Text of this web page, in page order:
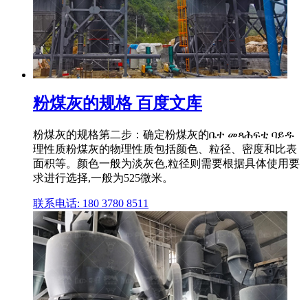
粉煤灰的规格 百度文库
粉煤灰的规格第二步：确定粉煤灰的ቤተ መጻሕፍቲ ባይዱ
理性质粉煤灰的物理性质包括颜色、粒径、密度和比表
面积等。颜色一般为淡灰色,粒径则需要根据具体使用要
求进行选择,一般为525微米。
联系电话: 180 3780 8511